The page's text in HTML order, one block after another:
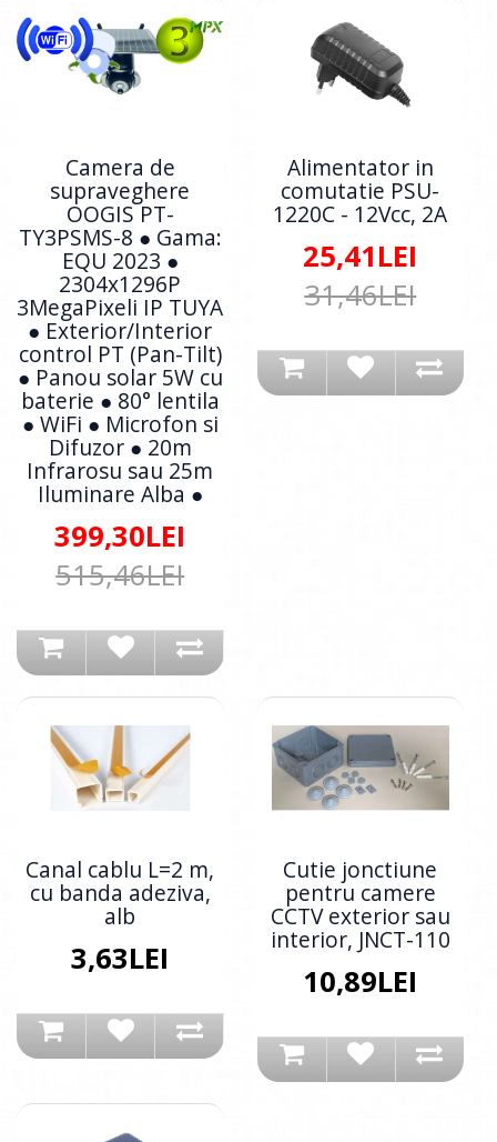
Camera de
supraveghere
OOGIS PT-
TY3PSMS-8 ● Gama:
EQU 2023 ●
2304x1296P
3MegaPixeli IP TUYA
● Exterior/Interior
control PT (Pan-Tilt)
● Panou solar 5W cu
baterie ● 80° lentila
● WiFi ● Microfon si
Difuzor ● 20m
Infrarosu sau 25m
Iluminare Alba ●
399,30LEI
515,46LEI
Alimentator in
comutatie PSU-
1220C - 12Vcc, 2A
25,41LEI
31,46LEI
Canal cablu L=2 m,
cu banda adeziva,
alb
3,63LEI
Cutie jonctiune
pentru camere
CCTV exterior sau
interior, JNCT-110
10,89LEI